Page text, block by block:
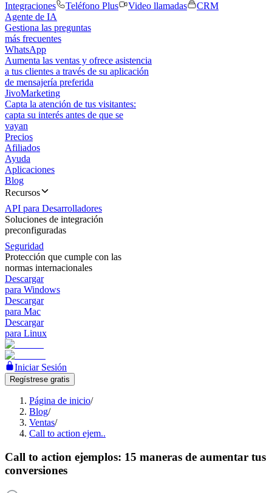
Integraciones
Teléfono Plus Video llamadas
CRM
Agente de IA
Gestiona las preguntas
más frecuentes
WhatsApp
Aumenta las ventas y ofrece asistencia
a tus clientes a través de su aplicación
de mensajería preferida
JivoMarketing
Capta la atención de tus visitantes:
capta su interés antes de que se
vayan
Precios
Afiliados
Ayuda
Aplicaciones
Blog
Recursos
API para Desarrolladores
Soluciones de integración
preconfiguradas
Seguridad
Protección que cumple con las
normas internacionales
Descargar
para Windows
Descargar
para Mac
Descargar
para Linux
Iniciar Sesión
Regístrese gratis
Página de inicio/
Blog/
Ventas/
Call to action ejem..
Call to action ejemplos: 15 maneras de aumentar tus
conversiones